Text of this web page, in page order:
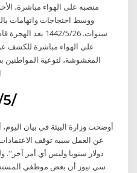
سنوات. 26‏‏/5‏‏/1442
على الهواء مباشرة للكشف
المغشوشة، لتوعية المواطنين
26‏‏/5‏‏/1442 بعد الهجرة
أوضحت وزارة البيئة في بيان
دولار سنويا وليس أي أمر
سي نيوز أن بعض موظفي